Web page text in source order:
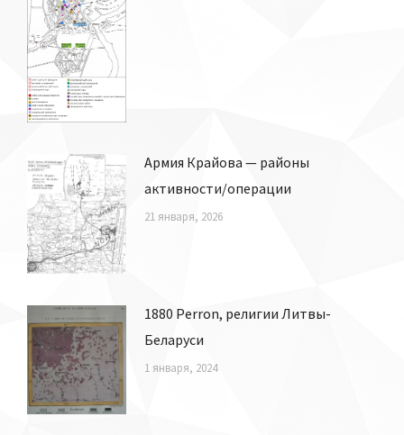
Армия Крайова — районы
активности/операции
21 января, 2026
1880 Perron, религии Литвы-
Беларуси
1 января, 2024